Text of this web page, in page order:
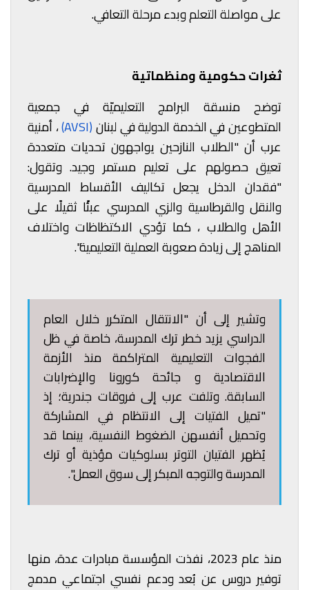
على مواصلة التعلم وبدء مرحلة التعافي.
ثغرات حكومية ومنظماتية
توضح منسقة البرامج التعليميّة في
جمعية
المتطوعين في الخدمة الدوليةفي لبنان(AVSI)
، أمنية
عرب أن "الطلاب النازحين يواجهون تحديات متعددة
تعيق حصولهم على تعليم مستمر وجيد. وتقول:
"فقدان الدخل يجعل تكاليف الأقساط المدرسية
والنقل والقرطاسية والزي المدرسي عبئًا ثقيلًا على
الأهل والطلاب ، كما تؤدي الاكتظاظات واختلاف
المناهج إلى زيادة صعوبة العملية التعليمية".
وتشير إلى أن "الانتقال المتكرر خلال العام
الدراسي يزيد خطر ترك المدرسة، خاصة في ظل
الفجوات التعليمية المتراكمة منذ الأزمة
الاقتصادية و جائحة كورونا والإضرابات
السابقة. وتلفت عرب إلى فروقات جندرية؛ إذ
"تميل الفتيات إلى الانتظام في المشاركة
وتحميل أنفسهن الضغوط النفسية، بينما قد
يُظهر الفتيان التوتر بسلوكيات مؤذية أو ترك
المدرسة والتوجه المبكر إلى سوق العمل".
منذ عام 2023، نفذت المؤسسة مبادرات عدة، منها
توفير دروس عن بُعد ودعم نفسي اجتماعي مدمج